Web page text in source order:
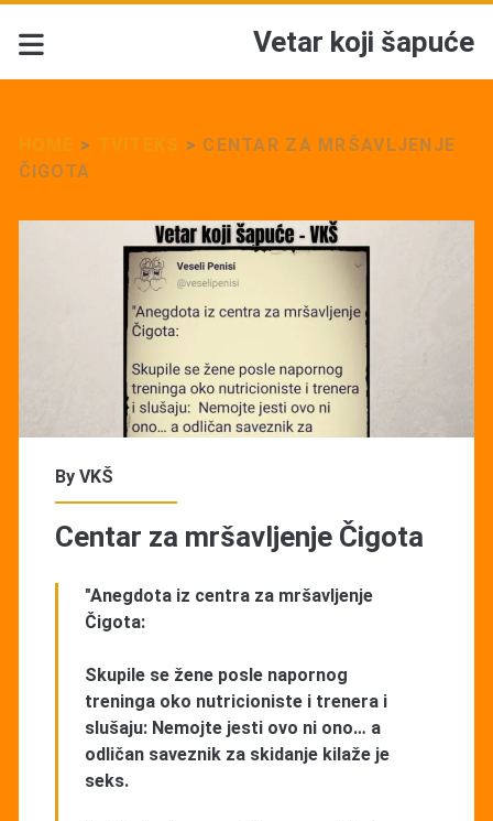
Vetar koji šapuće
> > CENTAR ZA MRŠAVLJENJE
ČIGOTA
By VKŠ
Centar za mršavljenje Čigota
"Anegdota iz centra za mršavljenje
Čigota:
Skupile se žene posle napornog
treninga oko nutricioniste i trenera i
slušaju: Nemojte jesti ovo ni ono… a
odličan saveznik za skidanje kilaže je
seks.